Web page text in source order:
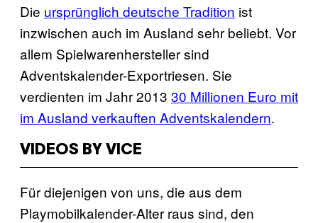
Die ursprünglich deutsche Tradition ist
inzwischen auch im Ausland sehr beliebt. Vor
allem Spielwarenhersteller sind
Adventskalender-Exportriesen. Sie
verdienten im Jahr 2013 30 Millionen Euro mit
im Ausland verkauften Adventskalendern.
VIDEOS BY VICE
Für diejenigen von uns, die aus dem
Playmobilkalender-Alter raus sind, den